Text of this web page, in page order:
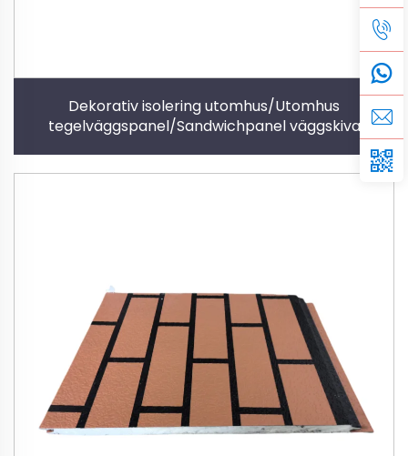
Dekorativ isolering utomhus/Utomhus
tegelväggspanel/Sandwichpanel väggskiva